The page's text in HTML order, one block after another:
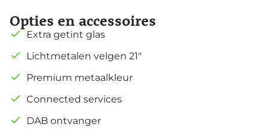
Opties en accessoires
Extra getint glas
Lichtmetalen velgen 21"
Premium metaalkleur
Connected services
DAB ontvanger